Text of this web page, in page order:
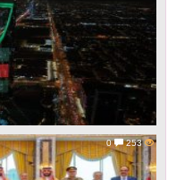
253
0